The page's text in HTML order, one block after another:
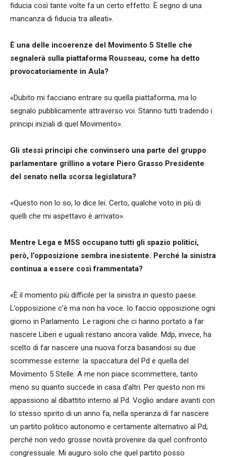
fiducia così tante volte fa un certo effetto. È segno di una
mancanza di fiducia tra alleati».
È una delle incoerenze del Movimento 5 Stelle che
segnalerà sulla piattaforma Rousseau, come ha detto
provocatoriamente in Aula?
«Dubito mi facciano entrare su quella piattaforma, ma lo
segnalo pubblicamente attraverso voi. Stanno tutti tradendo i
principi iniziali di quel Movimento».
Gli stessi principi che convinsero una parte del gruppo
parlamentare grillino a votare Piero Grasso Presidente
del senato nella scorsa legislatura?
«Questo non lo so, lo dice lei. Certo, qualche voto in più di
quelli che mi aspettavo è arrivato».
Mentre Lega e M5S occupano tutti gli spazio politici,
però, l’opposizione sembra inesistente. Perché la sinistra
continua a essere così frammentata?
«È il momento più difficile per la sinistra in questo paese.
L’opposizione c’è ma non ha voce. Io faccio opposizione ogni
giorno in Parlamento. Le ragioni che ci hanno portato a far
nascere Liberi e uguali restano ancora valide. Mdp, invece, ha
scelto di far nascere una nuova forza basandosi su due
scommesse esterne: la spaccatura del Pd e quella del
Movimento 5 Stelle. A me non piace scommettere, tanto
meno su quanto succede in casa d’altri. Per questo non mi
appassiono al dibattito interno al Pd. Voglio andare avanti con
lo stesso spirito di un anno fa, nella speranza di far nascere
un partito politico autonomo e certamente alternativo al Pd,
perché non vedo grosse novità provenire da quel confronto
congressuale. Mi auguro solo che quel partito posso